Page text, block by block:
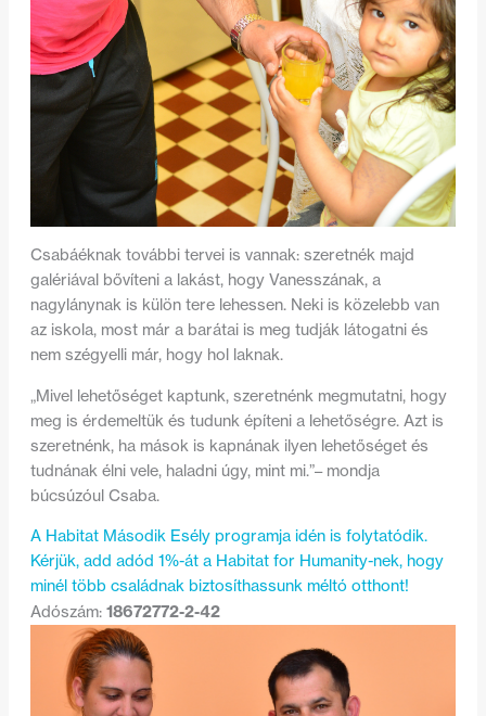
Csabáéknak további tervei is vannak: szeretnék majd
galériával bővíteni a lakást, hogy Vanesszának, a
nagylánynak is külön tere lehessen. Neki is közelebb van
az iskola, most már a barátai is meg tudják látogatni és
nem szégyelli már, hogy hol laknak.
„Mivel lehetőséget kaptunk, szeretnénk megmutatni, hogy
meg is érdemeltük és tudunk építeni a lehetőségre. Azt is
szeretnénk, ha mások is kapnának ilyen lehetőséget és
tudnának élni vele, haladni úgy, mint mi.”– mondja
búcsúzóul Csaba.
A Habitat Második Esély programja idén is folytatódik.
Kérjük, add adód 1%-át a Habitat for Humanity-nek, hogy
minél több családnak biztosíthassunk méltó otthont!
Adószám: 18672772-2-42